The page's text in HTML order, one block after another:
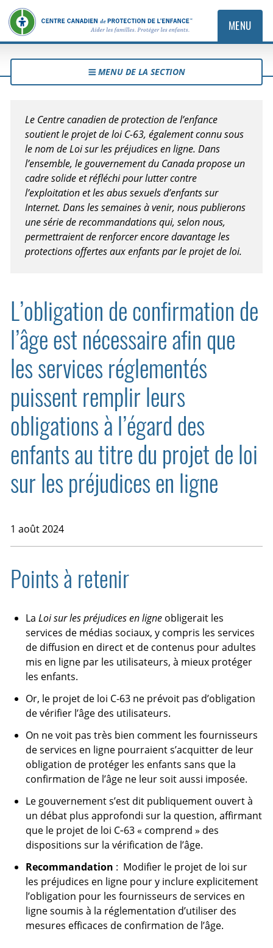
MENU
MENU DE LA SECTION
Le Centre canadien de protection de l’enfance
soutient le projet de loi C-63, également connu sous
le nom deLoi sur les préjudices en ligne. Dans
l’ensemble, le gouvernement du Canada propose un
cadre solide et réfléchi pour lutter contre
l’exploitation et les abus sexuels d’enfants sur
Internet. Dans les semaines à venir, nous publierons
une série de recommandations qui, selon nous,
permettraient de renforcer encore davantage les
protections offertes aux enfants par le projet de loi.
L’obligation de confirmation de
l’âge est nécessaire afin que
les services réglementés
puissent remplir leurs
obligations à l’égard des
enfants au titre du projet de loi
sur les préjudices en ligne
1 août 2024
Points à retenir
La Loi sur les préjudices en ligneobligerait les
services de médias sociaux, y compris les services
de diffusion en direct et de contenus pour adultes
mis en ligne par les utilisateurs, à mieux protéger
les enfants.
Or, le projet de loi C-63 ne prévoit pas d’obligation
de vérifier l’âge des utilisateurs.
On ne voit pas très bien comment les fournisseurs
de services en ligne pourraient s’acquitter de leur
obligation de protéger les enfants sans que la
confirmation de l’âge ne leur soit aussi imposée.
Le gouvernement s’est dit publiquement ouvert à
un débat plus approfondi sur la question, affirmant
que le projet de loi C‑63 « comprend » des
dispositions sur la vérification de l’âge.
Recommandation : Modifier le projet de loi sur
les préjudices en ligne pour y inclure explicitement
l’obligation pour les fournisseurs de services en
ligne soumis à la réglementation d’utiliser des
mesures efficaces de confirmation de l’âge.